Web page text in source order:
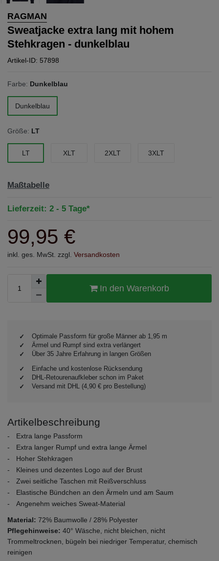
RAGMAN
Sweatjacke extra lang mit hohem
Stehkragen - dunkelblau
Artikel-ID: 57898
Farbe: Dunkelblau
Dunkelblau
Größe: LT
LT XLT 2XLT 3XLT
Maßtabelle
Lieferzeit: 2 - 5 Tage*
99,95 €
inkl. ges. MwSt. zzgl. Versandkosten
In den Warenkorb
Optimale Passform für große Männer ab 1,95 m
Ärmel und Rumpf sind extra verlängert
Über 35 Jahre Erfahrung in langen Größen
Einfache und kostenlose Rücksendung
DHL-Retourenaufkleber schon im Paket
Versand mit DHL (4,90 € pro Bestellung)
Artikelbeschreibung
Extra lange Passform
Extra langer Rumpf und extra lange Ärmel
Hoher Stehkragen
Kleines und dezentes Logo auf der Brust
Zwei seitliche Taschen mit Reißverschluss
Elastische Bündchen an den Ärmeln und am Saum
Angenehm weiches Sweat-Material
Material: 72% Baumwolle / 28% Polyester
Pflegehinweise: 40° Wäsche, nicht bleichen, nicht
Trommeltrocknen, bügeln bei niedriger Temperatur, chemisch
reinigen